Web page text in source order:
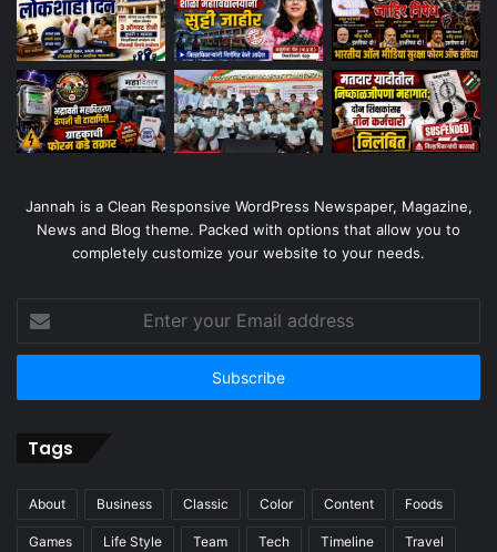
Jannah is a Clean Responsive WordPress Newspaper, Magazine,
News and Blog theme. Packed with options that allow you to
completely customize your website to your needs.
your
Email
Tags
About Business Classic Color Content Foods
Games Life Style Team Tech Timeline Travel